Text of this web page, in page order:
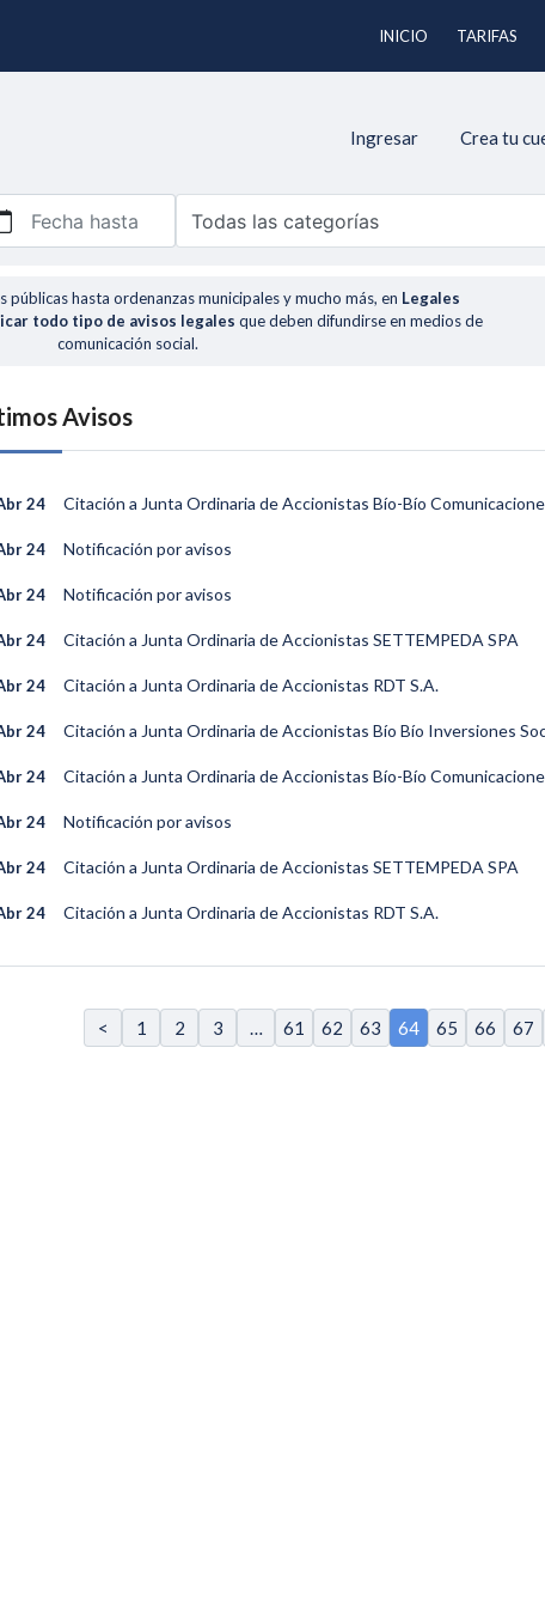
INICIO TARIFAS
Ingresar Crea tu
Fecha hasta
públicas hasta ordenanzas municipales y mucho más, en Legales
todo tipo de avisos legales que deben difundirse en medios de
comunicación social.
Avisos
24 Citación a Junta Ordinaria de Accionistas Bío-Bío
24 Notificación por avisos
24 Notificación por avisos
24 Citación a Junta Ordinaria de Accionistas SETTEMPEDA SPA
24 Citación a Junta Ordinaria de Accionistas RDT S.A.
24 Citación a Junta Ordinaria de Accionistas Bío Bío Inversiones
24 Citación a Junta Ordinaria de Accionistas Bío-Bío
24 Notificación por avisos
24 Citación a Junta Ordinaria de Accionistas SETTEMPEDA SPA
24 Citación a Junta Ordinaria de Accionistas RDT S.A.
< 1 2 3 … 61 62 63 64 65 66 67